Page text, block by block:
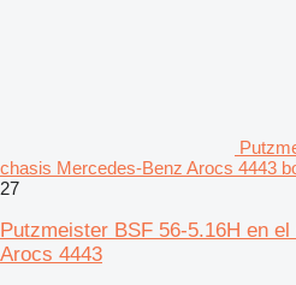
chasis Mercedes-Benz Arocs 4443
27
Putzmeister BSF 56-5.16H en
Arocs 4443